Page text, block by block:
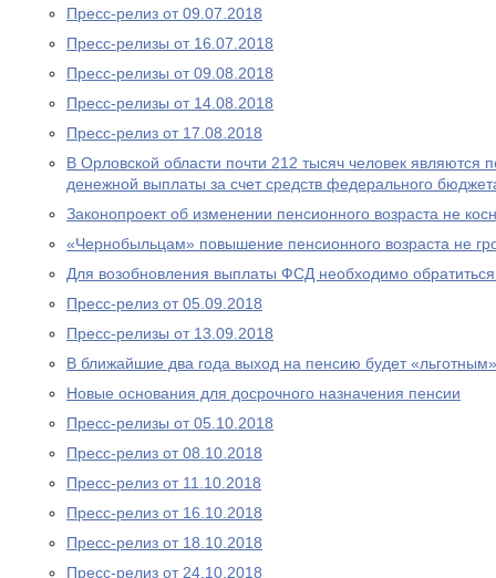
Пресс-релиз от 09.07.2018
Пресс-релизы от 16.07.2018
Пресс-релизы от 09.08.2018
Пресс-релизы от 14.08.2018
Пресс-релиз от 17.08.2018
В Орловской области почти 212 тысяч человек являются
денежной выплаты за счет средств федерального
Законопроект об изменении пенсионного возраста не
«Чернобыльцам» повышение пенсионного возраста не
Для возобновления выплаты ФСД необходимо
Пресс-релиз от 05.09.2018
Пресс-релизы от 13.09.2018
В ближайшие два года выход на пенсию будет «льготным»
Новые основания для досрочного назначения пенсии
Пресс-релизы от 05.10.2018
Пресс-релиз от 08.10.2018
Пресс-релиз от 11.10.2018
Пресс-релиз от 16.10.2018
Пресс-релиз от 18.10.2018
Пресс-релиз от 24.10.2018